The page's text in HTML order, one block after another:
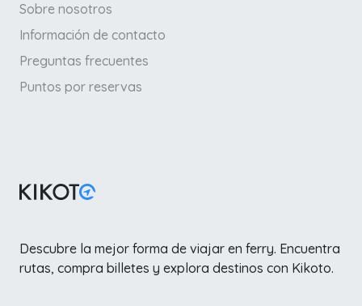
Sobre nosotros
Información de contacto
Preguntas frecuentes
Puntos por reservas
Descubre la mejor forma de viajar en ferry. Encuentra
rutas, compra billetes y explora destinos con Kikoto.